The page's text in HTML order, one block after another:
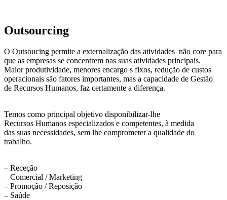
Outsourcing
O Outsoucing permite a externalização das atividades não core para
que as empresas se concentrem nas suas atividades principais.
Maior produtividade, menores encargo s fixos, redução de custos
operacionais são fatores importantes, mas a capacidade de Gestão
de Recursos Humanos, faz certamente a diferença.
Temos como principal objetivo disponibilizar-lhe
Recursos Humanos especializados e competentes, à medida
das suas necessidades, sem lhe comprometer a qualidade do
trabalho.
– Receção
– Comercial / Marketing
– Promoção / Reposição
– Saúde